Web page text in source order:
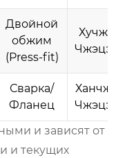
Двойной
обжим
(Press-fit)
Сварка/
Фланец
и зависят от
и текущих